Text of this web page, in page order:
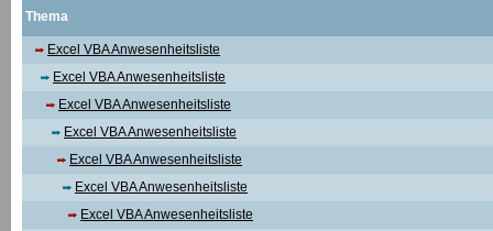
Thema
Excel VBA Anwesenheitsliste
Excel VBA Anwesenheitsliste
Excel VBA Anwesenheitsliste
Excel VBA Anwesenheitsliste
Excel VBA Anwesenheitsliste
Excel VBA Anwesenheitsliste
Excel VBA Anwesenheitsliste